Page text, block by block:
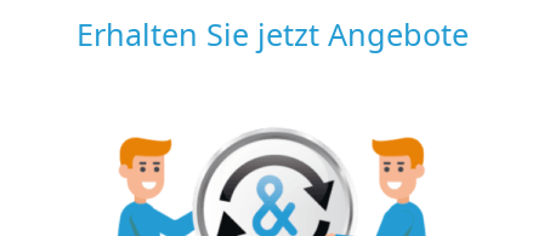
Erhalten Sie jetzt Angebote